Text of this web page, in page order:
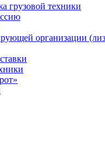
грузовой техники
организации